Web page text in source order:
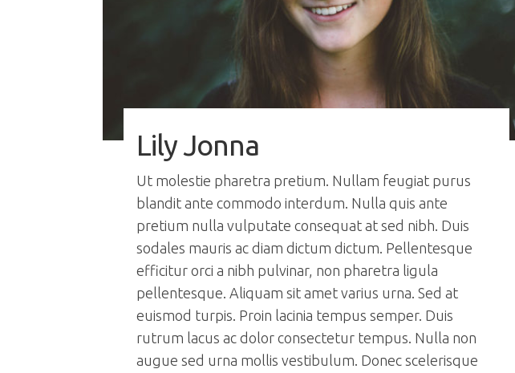
Lily Jonna
Ut molestie pharetra pretium. Nullam feugiat purus
blandit ante commodo interdum. Nulla quis ante
pretium nulla vulputate consequat at sed nibh. Duis
sodales mauris ac diam dictum dictum. Pellentesque
efficitur orci a nibh pulvinar, non pharetra ligula
pellentesque. Aliquam sit amet varius urna. Sed at
euismod turpis. Proin lacinia tempus semper. Duis
rutrum lacus ac dolor consectetur tempus. Nulla non
augue sed urna mollis vestibulum. Donec scelerisque